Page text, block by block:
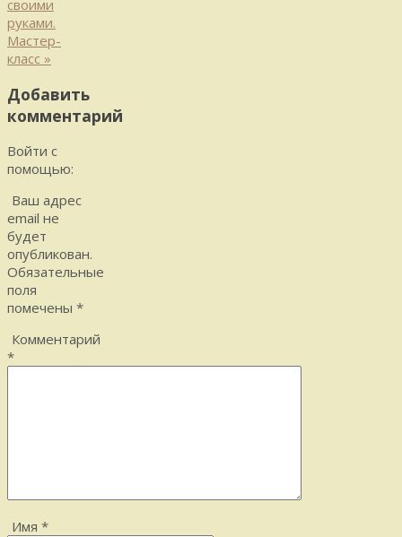
своими
руками.
Мастер-
класс »
Добавить
комментарий
Войти с
помощью:
Ваш адрес
email не
будет
опубликован.
Обязательные
поля
помечены *
Комментарий
*
Имя *